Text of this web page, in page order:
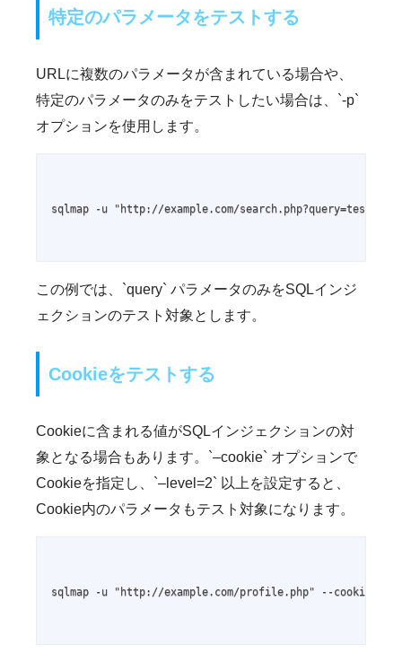
特定のパラメータをテストする
URLに複数のパラメータが含まれている場合や、
特定のパラメータのみをテストしたい場合は、`-p`
オプションを使用します。
sqlmap -u "http://example.com/
この例では、`query` パラメータのみをSQLインジ
ェクションのテスト対象とします。
Cookieをテストする
Cookieに含まれる値がSQLインジェクションの対
象となる場合もあります。`–cookie` オプションで
Cookieを指定し、`–level=2` 以上を設定すると、
Cookie内のパラメータもテスト対象になります。
sqlmap -u "http://example.com/profile.php" --